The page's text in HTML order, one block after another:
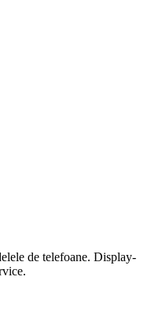
de telefoane. Display-